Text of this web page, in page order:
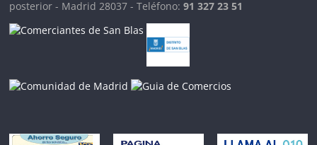
posterior - Madrid 28037 - Teléfono:91 327 23 51